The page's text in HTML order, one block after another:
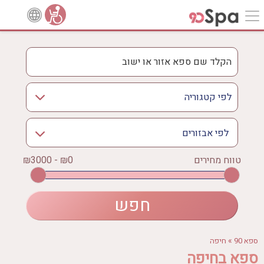
לפי אבזורים
אירוודה
ארוחה
בריכה חיצונית
ג'קוזי פרטי
טווח מחירים ₪0 - ₪3000
ספא 90 » חיפה
ספא בחיפה